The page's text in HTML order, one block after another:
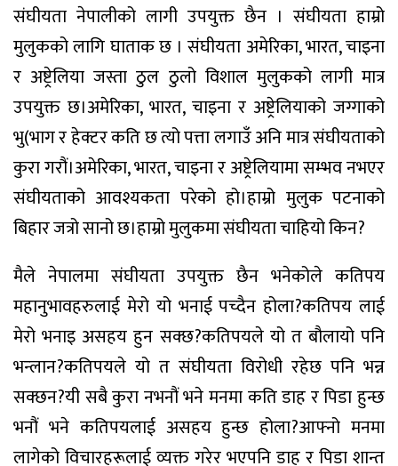
संघीयता नेपालीको लागी उपयुक्त छैन । संघीयता हाम्रो
मुलुकको लागि घाताक छ । संघीयता अमेरिका, भारत, चाइना
र अष्ट्रेलिया जस्ता ठुल ठुलो विशाल मुलुकको लागी मात्र
उपयुक्त छ।अमेरिका, भारत, चाइना र अष्ट्रेलियाको जग्गाको
भु(भाग र हेक्टर कति छ त्यो पत्ता लगाउँ अनि मात्र संघीयताको
कुरा गरौं।अमेरिका, भारत, चाइना र अष्ट्रेलियामा सम्भव नभएर
संघीयताको आवश्यकता परेको हो।हाम्रो मुलुक पटनाको
बिहार जत्रो सानो छ।हाम्रो मुलुकमा संघीयता चाहियो किन?
मैले नेपालमा संघीयता उपयुक्त छैन भनेकोले कतिपय
महानुभावहरुलाई मेरो यो भनाई पच्दैन होला?कतिपय लाई
मेरो भनाइ असहय हुन सक्छ?कतिपयले यो त बौलायो पनि
भन्लान?कतिपयले यो त संघीयता विरोधी रहेछ पनि भन्न
सक्छन?यी सबै कुरा नभनौं भने मनमा कति डाह र पिडा हुन्छ
भनौं भने कतिपयलाई असहय हुन्छ होला?आफ्नो मनमा
लागेको विचारहरूलाई व्यक्त गरेर भएपनि डाह र पिडा शान्त